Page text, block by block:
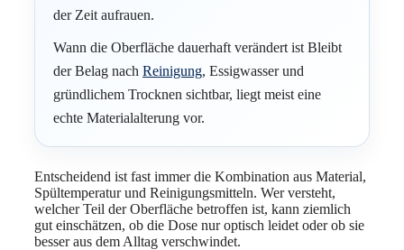
der Zeit aufrauen.
Wann die Oberfläche dauerhaft verändert ist Bleibt
der Belag nach Reinigung, Essigwasser und
gründlichem Trocknen sichtbar, liegt meist eine
echte Materialalterung vor.
Entscheidend ist fast immer die Kombination aus Material,
Spültemperatur und Reinigungsmitteln. Wer versteht,
welcher Teil der Oberfläche betroffen ist, kann ziemlich
gut einschätzen, ob die Dose nur optisch leidet oder ob sie
besser aus dem Alltag verschwindet.